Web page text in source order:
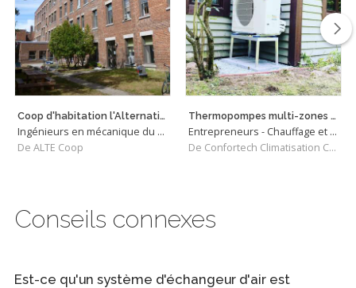
Coop d'habitation l'Alternative - simulation énergétique
Ingénieurs en mécanique du bâtiment
De ALTE Coop
Thermopompes multi-zones Mitsubishi Electric
Entrepreneurs - Chauffage et Climatisation
De Confortech Climatisation Chauffage
Conseils connexes
Est-ce qu'un système d'échangeur d'air est